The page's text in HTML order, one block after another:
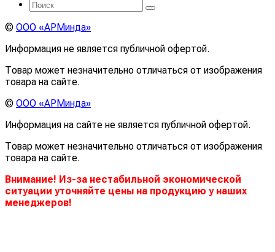
© ООО «АРМинда»
Информация не является публичной офертой.
Товар может незначительно отличаться от изображения
товара на сайте.
© ООО «АРМинда»
Информация на сайте не является публичной офертой.
Товар может незначительно отличаться от изображения
товара на сайте.
Внимание! Из-за нестабильной экономической
ситуации уточняйте цены на продукцию у наших
менеджеров!